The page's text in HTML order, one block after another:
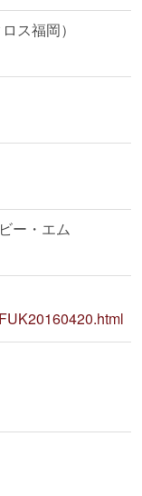
ス福岡）
ー・エム